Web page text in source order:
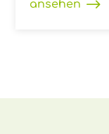
ansehen